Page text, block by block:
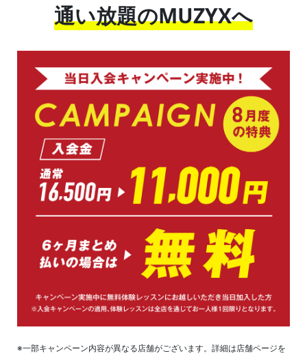
通い放題のMUZYXへ
※一部キャンペーン内容が異なる店舗がございます。詳細は店舗ページを